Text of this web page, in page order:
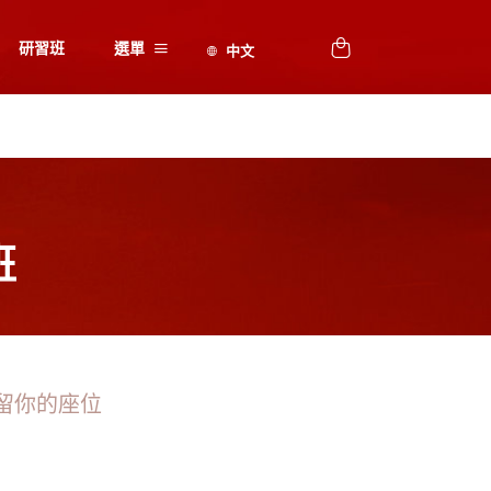
研習班 選單
你的座位